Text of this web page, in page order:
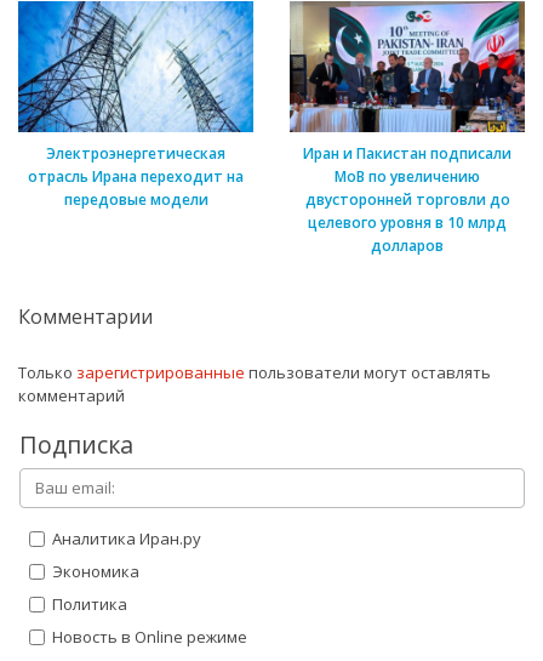
Электроэнергетическая
отрасль Ирана переходит на
передовые модели
Иран и Пакистан подписали
МоВ по увеличению
двусторонней торговли до
целевого уровня в 10 млрд
долларов
Комментарии
Только зарегистрированные пользователи могут оставлять
комментарий
Подписка
Аналитика Иран.ру
Экономика
Политика
Новость в Online режиме